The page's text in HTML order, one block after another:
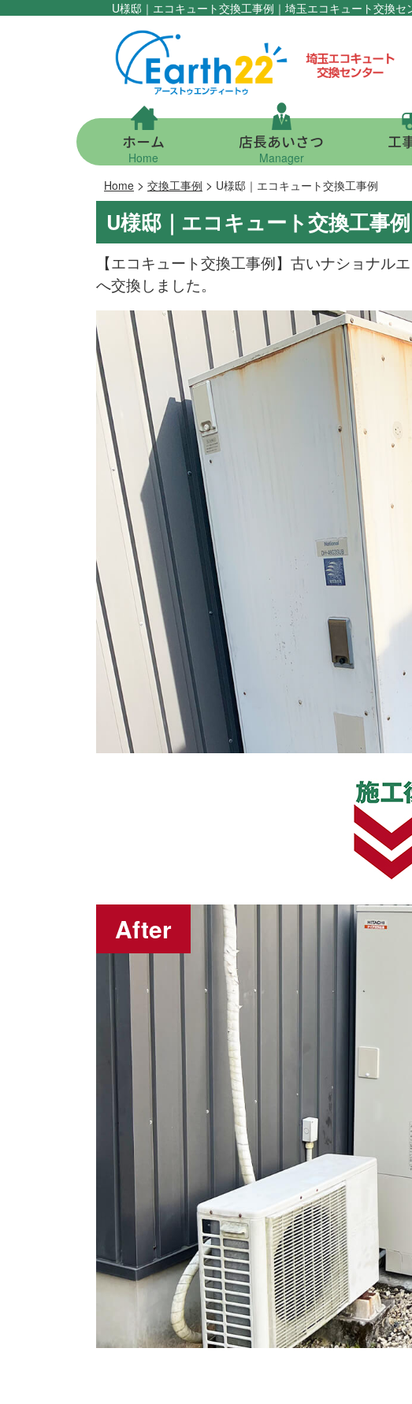
U様邸｜エコキュート交換工事例｜埼玉エコキュート交換セ
ホーム
Home
店長あいさつ
Manager
工
Home > 交換工事例 > U様邸｜エコキュート交換工事例
U様邸｜エコキュート交換工事例
【エコキュート交換工事例】古いナショナル
へ交換しました。